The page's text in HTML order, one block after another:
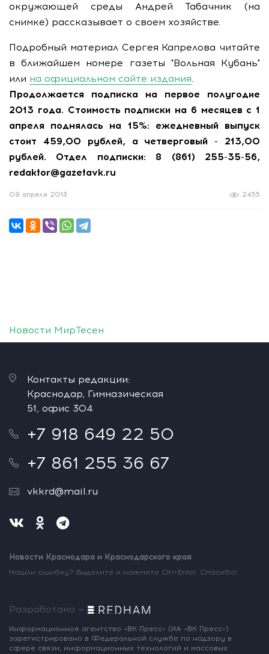
окружающей среды Андрей Табачник (на
снимке) рассказывает о своем хозяйстве.
Подробный материал Сергея Капрелова читайте
в ближайшем номере газеты "Вольная Кубань"
или на официальном сайте издания.
Продолжается подписка на первое полугодие
2013 года. Стоимость подписки на 6 месяцев с 1
апреля поднялась на 15%: ежедневный выпуск
стоит 459,00 рублей, а четверговый - 213,00
рублей. Отдел подписки: 8 (861) 255-35-56,
redaktor@gazetavk.ru
2455
09 апреля 2013
Новости МирТесен
Контакты редакции:
Краснодар, Гимназическая
51, офис 304
+7 918 649 22 50
+7 861 255 36 67
vkkrd@mail.ru
Новости Краснодара и Краснодарского края
Нашли ошибку? Выделите и нажмите Ctrl+Enter. Спасибо!
Разработано —
Информационное агентство «ВК Пресс» (ИА «ВК Пресс»)
зарегистрировано в Федеральной службе по надзору в
сфере связи, информационных технологий и массовых